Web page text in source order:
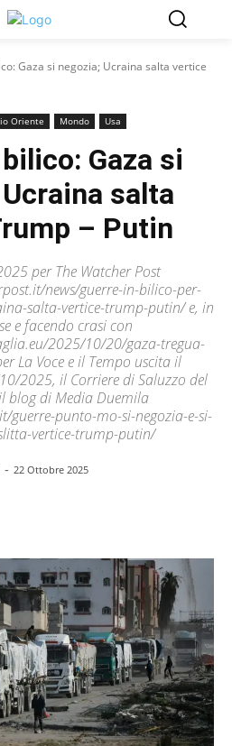
Gaza si negozia; Ucraina salta vertice
Oriente Mondo Usa
Gaza si
salta
– Putin
per The Watcher Post
news/guerre-in-bilico-per-
salta-vertice-trump-putin/ e, in
e facendo crasi con
2025/10/20/gaza-tregua-
La Voce e il Tempo uscita il
2025, il Corriere di Saluzzo del
blog di Media Duemila
guerre-punto-mo-si-negozia-e-si-
vertice-trump-putin/
- 22 Ottobre 2025